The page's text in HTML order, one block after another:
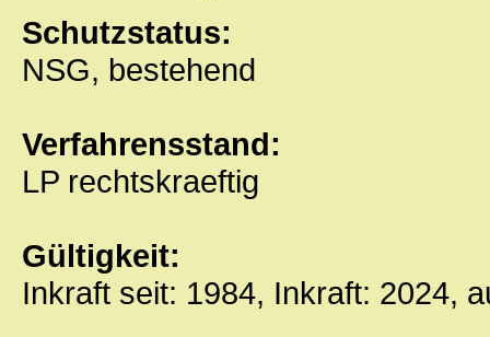
Schutzstatus:
NSG, bestehend
Verfahrensstand:
LP rechtskraeftig
Gültigkeit:
Inkraft seit: 1984, Inkraft: 2024,